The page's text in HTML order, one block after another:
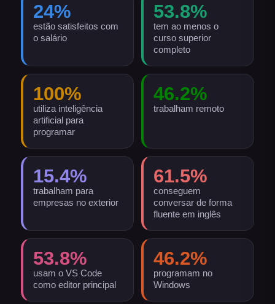
24%
estão satisfeitos com
o salário
53.8%
tem ao menos o
curso superior
completo
100%
utiliza inteligência
artificial para
programar
46.2%
trabalham remoto
15.4%
trabalham para
empresas no exterior
61.5%
conseguem
conversar de forma
fluente em inglês
53.8%
usam o VS Code
como editor principal
46.2%
programam no
Windows